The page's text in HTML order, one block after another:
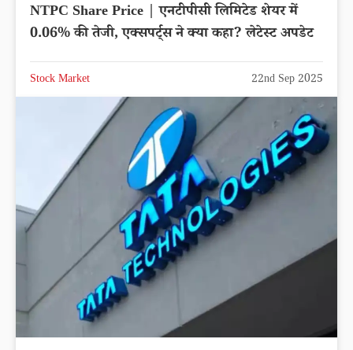
NTPC Share Price | एनटीपीसी लिमिटेड शेयर में
0.06% की तेजी, एक्सपर्ट्स ने क्या कहा? लेटेस्ट अपडेट
Stock Market 22nd Sep 2025